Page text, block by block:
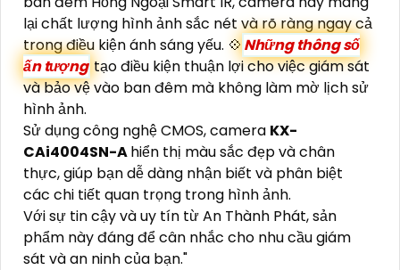
lại chất lượng hình ảnh sắc nét và rõ ràng ngay cả
trong điều kiện ánh sáng yếu. 💠 Những thông số
ấn tượng tạo điều kiện thuận lợi cho việc giám sát
và bảo vệ vào ban đêm mà không làm mờ lịch sử
hình ảnh.
Sử dụng công nghệ CMOS, camera KX-
CAi4004SN-Ahiển thị màu sắc đẹp và chân
thực, giúp bạn dễ dàng nhận biết và phân biệt
các chi tiết quan trọng trong hình ảnh.
Với sự tin cậy và uy tín từ An Thành Phát, sản
phẩm này đáng để cân nhắc cho nhu cầu giám
sát và an ninh của bạn."